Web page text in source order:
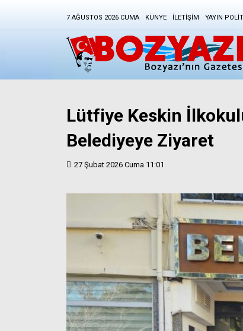
7 AĞUSTOS 2026 CUMA KÜNYE İLETIŞIM YAYIN
Lütfiye Keskin
Belediyeye Ziyaret
27 Şubat 2026 Cuma 11:01